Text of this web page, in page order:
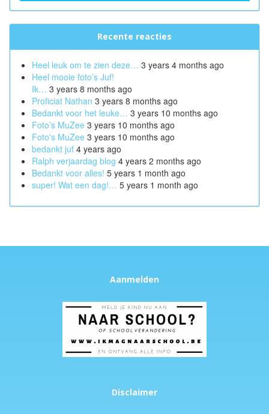
Recente reacties
Heel leuk om te zien deze… 3 years 4 months ago
Heel mooie foto’s Juf!
Ik… 3 years 8 months ago
Proficiat Nathan 3 years 8 months ago
Bedankt voor het leuke… 3 years 10 months ago
Foto’s MuZee 3 years 10 months ago
Foto's MuZee 3 years 10 months ago
bedankt juf 4 years ago
Ralph verjaardag blog 4 years 2 months ago
Bedankt voor alles! 5 years 1 month ago
super! Wat een dag!… 5 years 1 month ago
Aanmelden
Disclaimer